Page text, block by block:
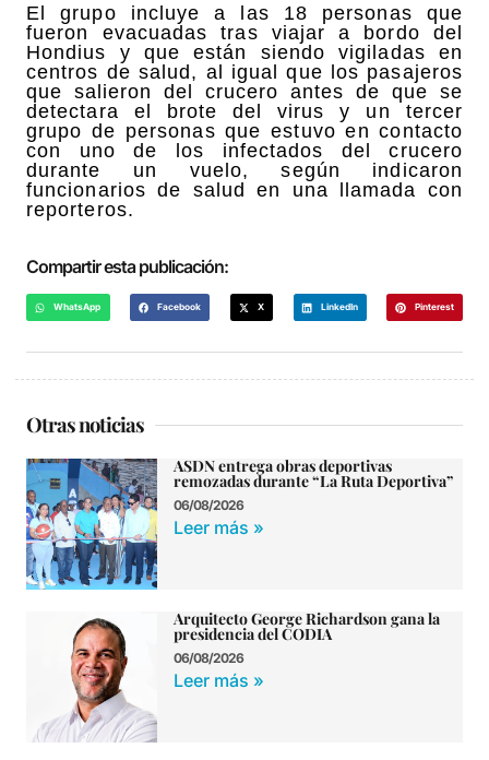
El grupo incluye a las 18 personas que
fueron evacuadas tras viajar a bordo del
Hondius y que están siendo vigiladas en
centros de salud, al igual que los pasajeros
que salieron del crucero antes de que se
detectara el brote del virus y un tercer
grupo de personas que estuvo en contacto
con uno de los infectados del crucero
durante un vuelo, según indicaron
funcionarios de salud en una llamada con
reporteros.
Compartir esta publicación:
WhatsApp Facebook X LinkedIn Pinterest
Otras noticias
ASDN entrega obras deportivas
remozadas durante “La Ruta Deportiva”
06/08/2026
Leer más »
Arquitecto George Richardson gana la
presidencia del CODIA
06/08/2026
Leer más »